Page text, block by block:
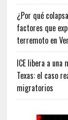
¿Por qué
factores que
terremoto en
ICE libera a
Texas: el caso
migratorios